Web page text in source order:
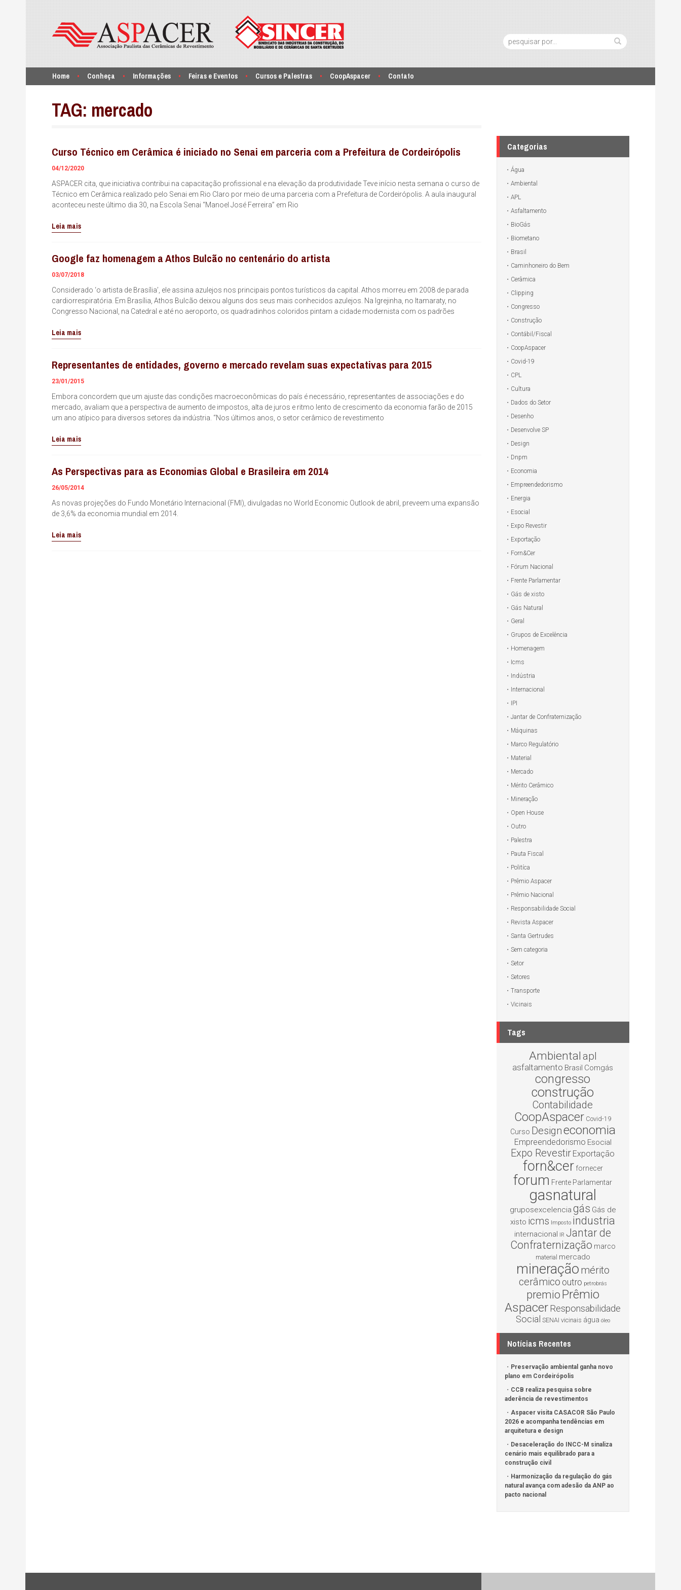
Home Conheça Informações Feiras e Eventos Cursos e Palestras CoopAspacer Contato
Pesquisa:
TAG: mercado
Curso Técnico em Cerâmica é iniciado no Senai em parceria com a Prefeitura de Cordeirópolis
04/12/2020
ASPACER cita, que iniciativa contribui na capacitação profissional e na elevação da produtividade Teve início nesta semana o curso de
Técnico em Cerâmica realizado pelo Senai em Rio Claro por meio de uma parceria com a Prefeitura de Cordeirópolis. A aula inaugural
aconteceu neste último dia 30, na Escola Senai “Manoel José Ferreira” em Rio
Leia mais
Google faz homenagem a Athos Bulcão no centenário do artista
03/07/2018
Considerado ‘o artista de Brasília’, ele assina azulejos nos principais pontos turísticos da capital. Athos morreu em 2008 de parada
cardiorrespiratória. Em Brasília, Athos Bulcão deixou alguns dos seus mais conhecidos azulejos. Na Igrejinha, no Itamaraty, no
Congresso Nacional, na Catedral e até no aeroporto, os quadradinhos coloridos pintam a cidade modernista com os padrões
Leia mais
Representantes de entidades, governo e mercado revelam suas expectativas para 2015
23/01/2015
Embora concordem que um ajuste das condições macroeconômicas do país é necessário, representantes de associações e do
mercado, avaliam que a perspectiva de aumento de impostos, alta de juros e ritmo lento de crescimento da economia farão de 2015
um ano atípico para diversos setores da indústria. “Nos últimos anos, o setor cerâmico de revestimento
Leia mais
As Perspectivas para as Economias Global e Brasileira em 2014
26/05/2014
As novas projeções do Fundo Monetário Internacional (FMI), divulgadas no World Economic Outlook de abril, preveem uma expansão
de 3,6% da economia mundial em 2014.
Leia mais
Categorias
Água
Ambiental
APL
Asfaltamento
BioGás
Biometano
Brasil
Caminhoneiro do Bem
Cerâmica
Clipping
Congresso
Construção
Contábil/Fiscal
CoopAspacer
Covid-19
CPL
Cultura
Dados do Setor
Desenho
Desenvolve SP
Design
Dnpm
Economia
Empreendedorismo
Energia
Esocial
Expo Revestir
Exportação
Forn&Cer
Fórum Nacional
Frente Parlamentar
Gás de xisto
Gás Natural
Geral
Grupos de Excelência
Homenagem
Icms
Indústria
Internacional
IPI
Jantar de Confraternização
Máquinas
Marco Regulatório
Material
Mercado
Mérito Cerâmico
Mineração
Open House
Outro
Palestra
Pauta Fiscal
Politíca
Prêmio Aspacer
Prêmio Nacional
Responsabilidade Social
Revista Aspacer
Santa Gertrudes
Sem categoria
Setor
Setores
Transporte
Vicinais
Tags
Ambiental apl
asfaltamento Brasil Comgás
congresso
construção
Contabilidade
CoopAspacer Covid-19
Curso Designeconomia
Empreendedorismo Esocial
Expo Revestir Exportação
forn&cer fornecer
forum Frente Parlamentar
gasnatural
gruposexcelencia gás Gás de
xisto icms Imposto industria
internacional IR Jantar de
Confraternização marco
material mercado
mineração mérito
cerâmico outro petrobrás
premio Prêmio
Aspacer Responsabilidade
Social SENAI vicinais água óleo
Notícias Recentes
Preservação ambiental ganha novo
plano em Cordeirópolis
CCB realiza pesquisa sobre
aderência de revestimentos
Aspacer visita CASACOR São Paulo
2026 e acompanha tendências em
arquitetura e design
Desaceleração do INCC-M sinaliza
cenário mais equilibrado para a
construção civil
Harmonização da regulação do gás
natural avança com adesão da ANP ao
pacto nacional